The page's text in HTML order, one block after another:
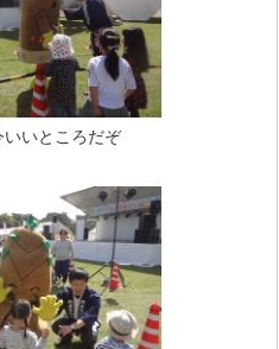
いいところだぞ